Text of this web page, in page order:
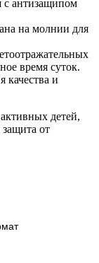
с антизащипом
на молнии для
время суток.
качества и
детей,
от